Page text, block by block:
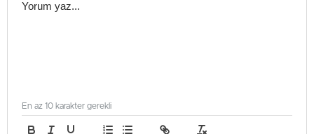
En az 10 karakter gerekli